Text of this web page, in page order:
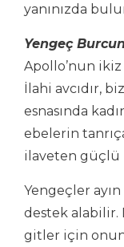
yanınızda
Yengeç
Apollo’nun ikiz
İlahi avcıdır,
esnasında
ebelerin
ilaveten
Yengeçler
destek alabilir.
gitler için